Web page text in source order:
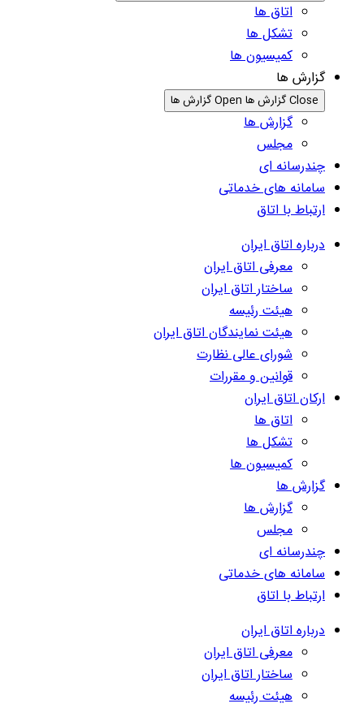
اتاق ها
تشکل ها
کمیسیون ها
گزارش ها
Close گزارش ها Open گزارش ها
گزارش ها
مجلس
چندرسانه ای
سامانه های خدماتی
ارتباط با اتاق
درباره اتاق ایران
معرفی اتاق ایران
ساختار اتاق ایران
هیئت رئیسه
هیئت نمایندگان اتاق ایران
شورای عالی نظارت
قوانین و مقررات
ارکان اتاق ایران
اتاق ها
تشکل ها
کمیسیون ها
گزارش ها
گزارش ها
مجلس
چندرسانه ای
سامانه های خدماتی
ارتباط با اتاق
درباره اتاق ایران
معرفی اتاق ایران
ساختار اتاق ایران
هیئت رئیسه